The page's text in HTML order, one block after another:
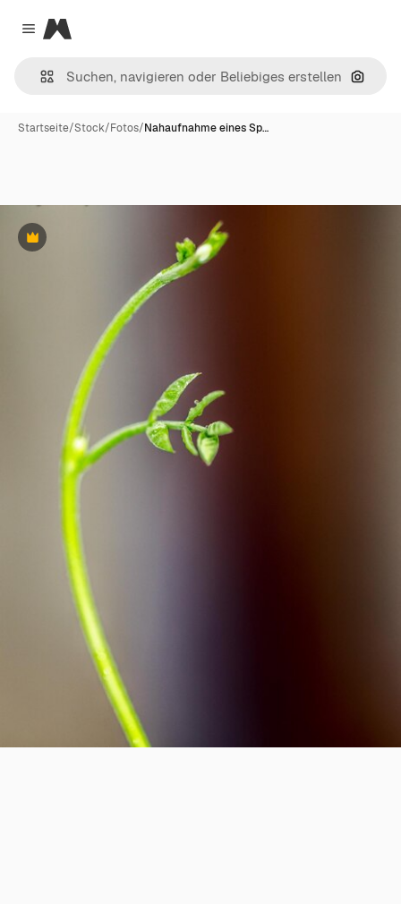
Close menu
Magnific
Nach
Startseite/Stock/Fotos/Nahaufnahme eines Sp…
Premium